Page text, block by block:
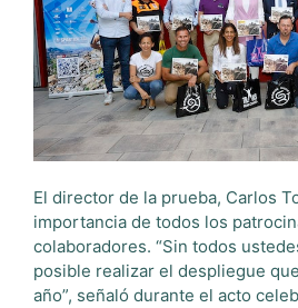
El director de la prueba, Carlos
importancia de todos los
colaboradores. “Sin todos
posible realizar el despliegue
año”, señaló durante el acto